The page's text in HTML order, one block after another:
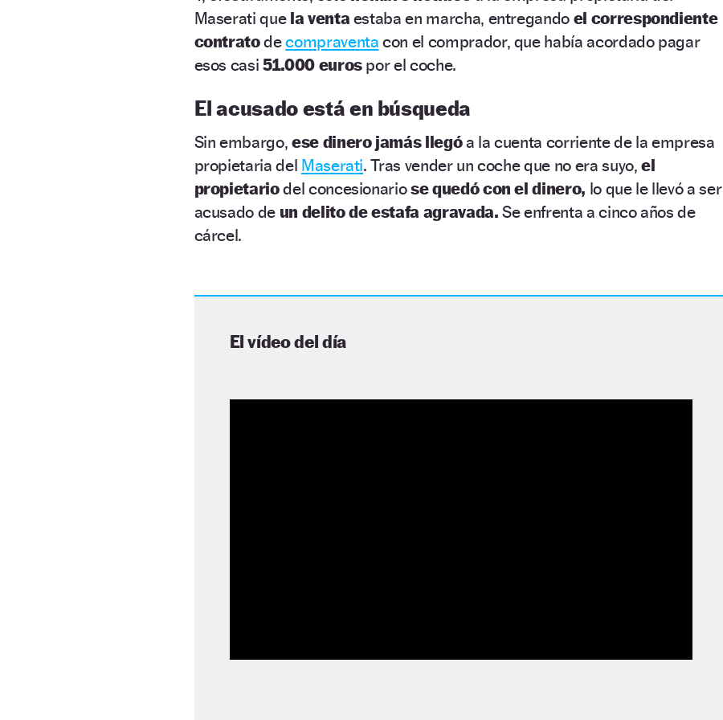
Maserati quela venta estaba en marcha, entregando el correspondiente
contratodecompraventa con el comprador, que había acordado pagar
esos casi51.000 eurospor el coche.
El acusado está en búsqueda
Sin embargo, ese dinero jamás llegóa la cuenta corriente de la empresa
propietaria del Maserati. Tras vender un coche que no era suyo, el
propietariodel concesionariose quedó con el dinero, lo que le llevó a ser
acusado de un delito de estafa agravada.Se enfrenta a cinco años de
cárcel.
El vídeo del día